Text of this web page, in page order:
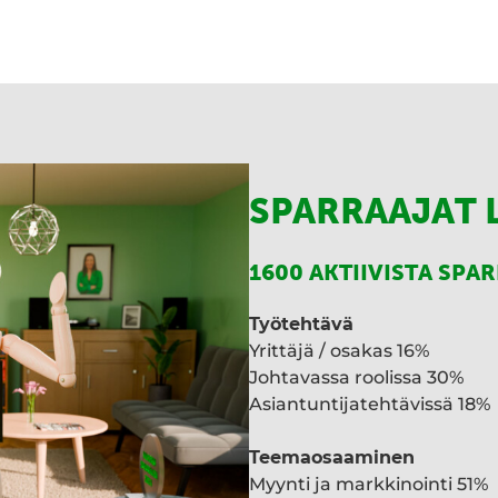
SPARRAAJAT
1600 AKTIIVISTA
Työtehtävä
Yrittäjä / osakas 16%
Johtavassa roolissa 30%
Asiantuntijatehtävissä 18%
Teemaosaaminen
Myynti ja markkinointi 51%